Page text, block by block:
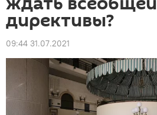
директивы?
09:44 31.07.2021